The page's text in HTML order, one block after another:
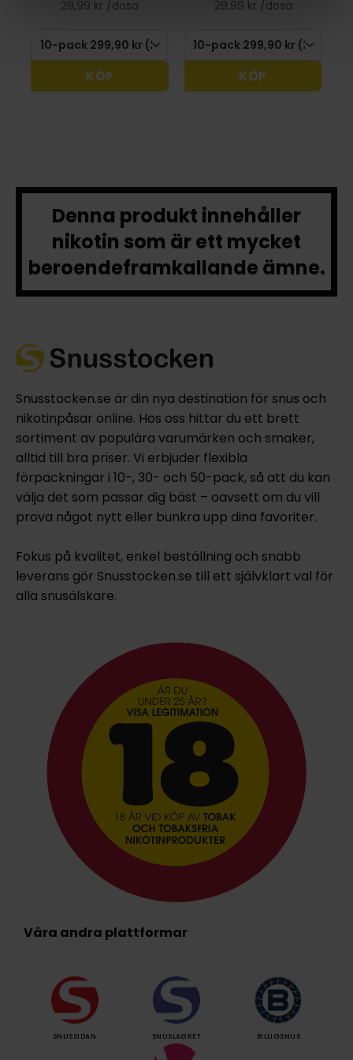
29,99 kr /dosa
KÖP
29,99 kr /dosa
KÖP
Denna produkt innehåller
nikotin som är ett mycket
beroendeframkallande ämne.
Snusstocken.se är din nya destination för snus och
nikotinpåsar online. Hos oss hittar du ett brett
sortiment av populära varumärken och smaker,
alltid till bra priser. Vi erbjuder flexibla
förpackningar i 10-, 30- och 50-pack, så att du kan
välja det som passar dig bäst – oavsett om du vill
prova något nytt eller bunkra upp dina favoriter.
Fokus på kvalitet, enkel beställning och snabb
leverans gör Snusstocken.se till ett självklart val för
alla snusälskare.
Våra andra plattformar
SNUSSIDAN SNUSLAGRET BILLIGSNUS